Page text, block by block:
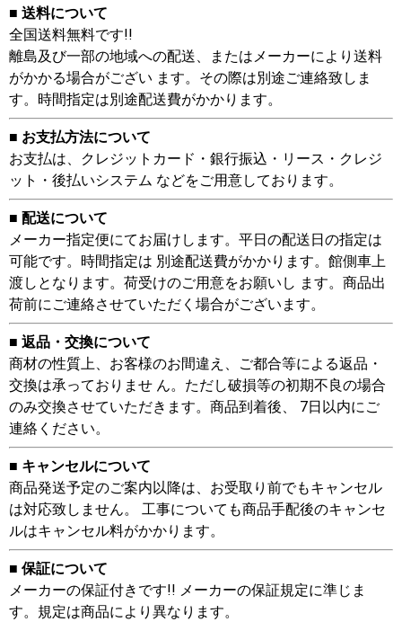
■ 送料について
全国送料無料です!!
離島及び一部の地域への配送、またはメーカーにより送料
がかかる場合がござい ます。その際は別途ご連絡致しま
す。時間指定は別途配送費がかかります。
■ お支払方法について
お支払は、クレジットカード・銀行振込・リース・クレジ
ット・後払いシステム などをご用意しております。
■ 配送について
メーカー指定便にてお届けします。平日の配送日の指定は
可能です。時間指定は 別途配送費がかかります。館側車上
渡しとなります。荷受けのご用意をお願いし ます。商品出
荷前にご連絡させていただく場合がございます。
■ 返品・交換について
商材の性質上、お客様のお間違え、ご都合等による返品・
交換は承っておりませ ん。ただし破損等の初期不良の場合
のみ交換させていただきます。商品到着後、 7日以内にご
連絡ください。
■ キャンセルについて
商品発送予定のご案内以降は、お受取り前でもキャンセル
は対応致しません。 工事についても商品手配後のキャンセ
ルはキャンセル料がかかります。
■ 保証について
メーカーの保証付きです!! メーカーの保証規定に準じま
す。規定は商品により異なります。